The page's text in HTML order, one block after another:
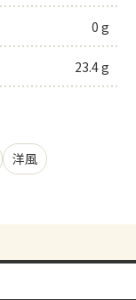
0 g
23.4 g
洋風